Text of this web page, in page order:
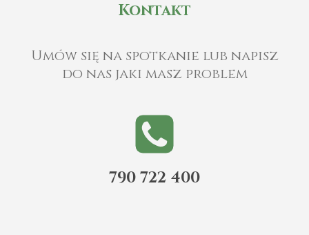
Kontakt
Umów się na spotkanie lub napisz
do nas jaki masz problem
790 722 400